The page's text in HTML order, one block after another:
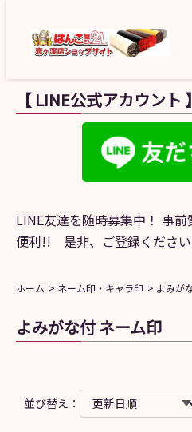
【 LINE公式アカウント 】
LINE友達を随時募集中！ 事
便利!! 是非、ご登録ください
ホーム ネーム印・キャラ印 よみが
よみがな付 ネーム印
並び替え：